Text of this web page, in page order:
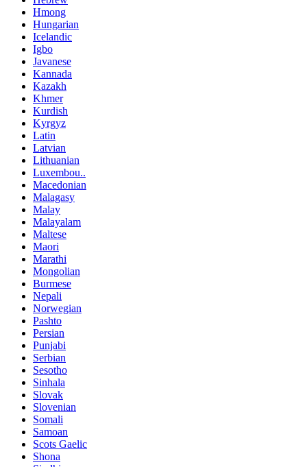
Hmong
Hungarian
Icelandic
Igbo
Javanese
Kannada
Kazakh
Khmer
Kurdish
Kyrgyz
Latin
Latvian
Lithuanian
Luxembou..
Macedonian
Malagasy
Malay
Malayalam
Maltese
Maori
Marathi
Mongolian
Burmese
Nepali
Norwegian
Pashto
Persian
Punjabi
Serbian
Sesotho
Sinhala
Slovak
Slovenian
Somali
Samoan
Scots Gaelic
Shona